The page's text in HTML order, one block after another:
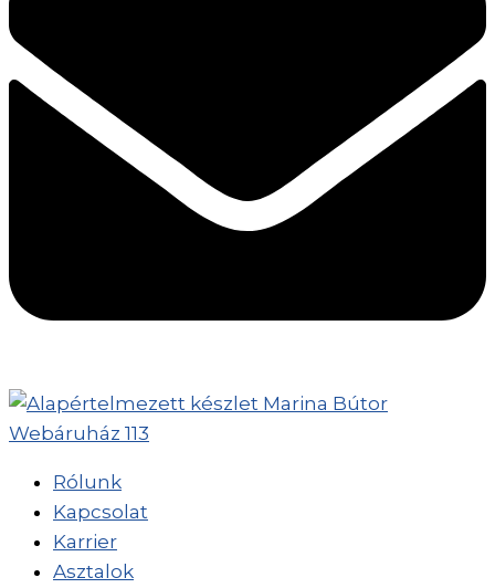
Rólunk
Kapcsolat
Karrier
Asztalok